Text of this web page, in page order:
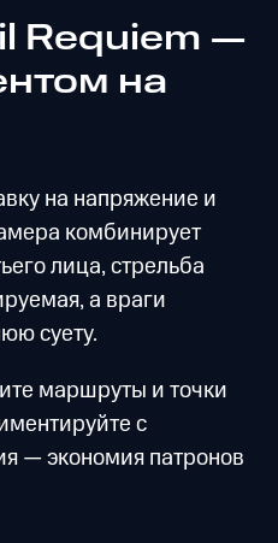
Requiem —
на
на напряжение и
комбинирует
лица, стрельба
а враги
суету.
маршруты и точки
с
— экономия патронов